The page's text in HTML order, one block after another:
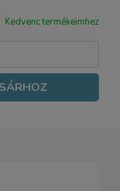
Kedvenc termékeimhez